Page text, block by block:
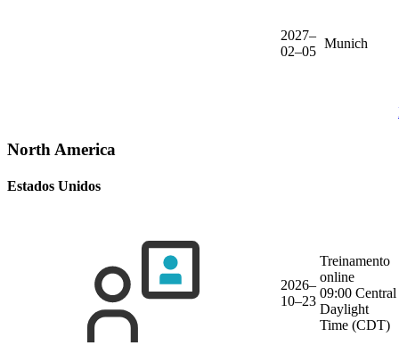
2027–
02–05
Munich
North America
Estados Unidos
2026–
10–23
Treinamento
online
09:00 Central
Daylight
Time (CDT)